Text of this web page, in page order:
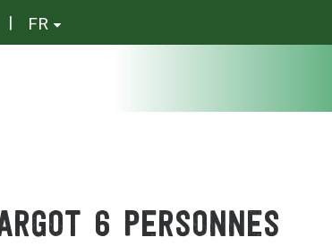
FR
6 personnes